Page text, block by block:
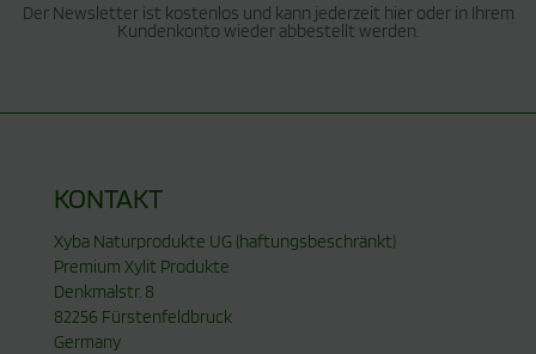
Der Newsletter ist kostenlos und kann jederzeit hier oder in Ihrem
Kundenkonto wieder abbestellt werden.
KONTAKT
Xyba Naturprodukte UG (haftungsbeschränkt)
Premium Xylit Produkte
Denkmalstr. 8
82256 Fürstenfeldbruck
Germany